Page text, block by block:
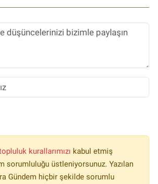
kurallarımızı kabul etmiş
sorumluluğu üstleniyorsunuz. Yazılan
Gündem hiçbir şekilde sorumlu